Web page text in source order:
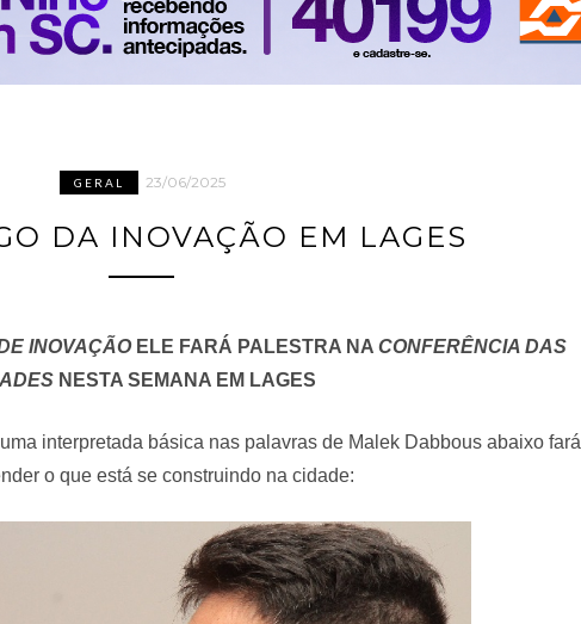
GERAL 23/06/2025
DA INOVAÇÃO EM LAGES
INOVAÇÃO ELE FARÁ PALESTRA NA CONFERÊNCIA DAS
NESTA SEMANA EM LAGES
interpretada básica nas palavras de Malek Dabbous abaixo fará
o que está se construindo na cidade: